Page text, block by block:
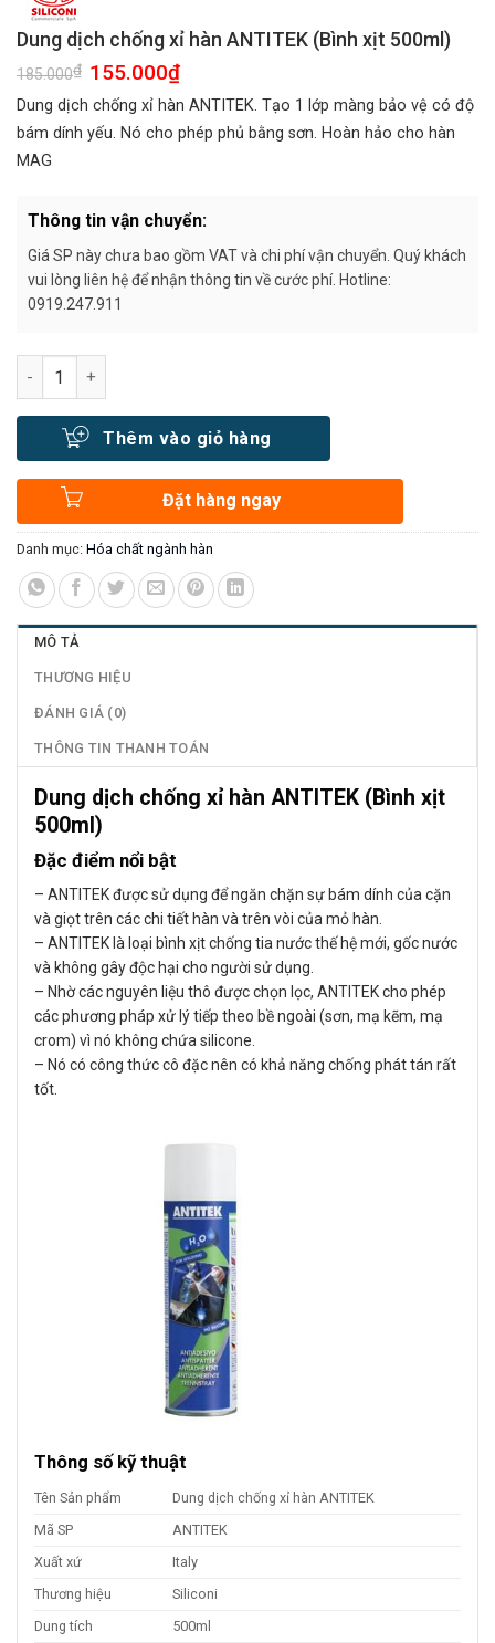
Dung dịch chống xỉ hàn ANTITEK (Bình xịt 500ml)
185.000₫ Giá
gốc
là:
185.000₫.
155.000₫Giá
tại
là:
155.000₫.
Dung dịch chống xỉ hàn ANTITEK. Tạo 1 lớp màng bảo vệ có độ
bám dính yếu. Nó cho phép phủ bằng sơn. Hoàn hảo cho hàn
MAG
Thông tin vận chuyển:
Giá SP này chưa bao gồm VAT và chi phí vận chuyển. Quý khách
vui lòng liên hệ để nhận thông tin về cước phí. Hotline:
0919.247.911
Số lượng
Thêm vào giỏ hàng
Đặt hàng ngay
Danh mục: Hóa chất ngành hàn
MÔ TẢ
THƯƠNG HIỆU
ĐÁNH GIÁ (0)
THÔNG TIN THANH TOÁN
Dung dịch chống xỉ hàn ANTITEK (Bình xịt
500ml)
Đặc điểm nổi bật
– ANTITEK được sử dụng để ngăn chặn sự bám dính của cặn
và giọt trên các chi tiết hàn và trên vòi của mỏ hàn.
– ANTITEK là loại bình xịt chống tia nước thế hệ mới, gốc nước
và không gây độc hại cho người sử dụng.
– Nhờ các nguyên liệu thô được chọn lọc, ANTITEK cho phép
các phương pháp xử lý tiếp theo bề ngoài (sơn, mạ kẽm, mạ
crom) vì nó không chứa silicone.
– Nó có công thức cô đặc nên có khả năng chống phát tán rất
tốt.
Thông số kỹ thuật
Tên Sản phẩm
Dung dịch chống xỉ hàn ANTITEK
Mã SP
ANTITEK
Xuất xứ
Italy
Thương hiệu
Siliconi
Dung tích
500ml